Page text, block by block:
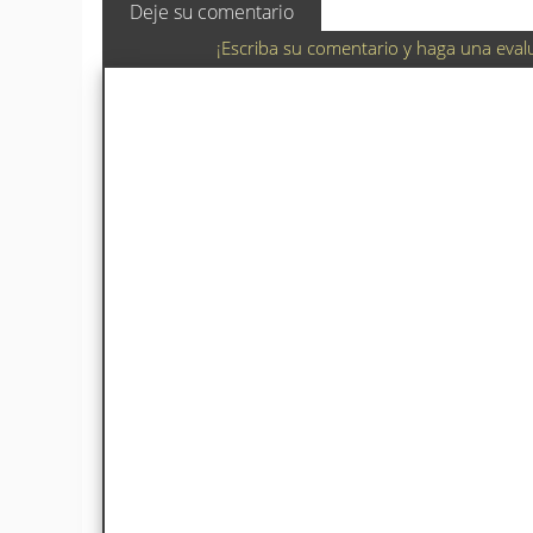
Deje su comentario
¡Escriba su comentario y haga una